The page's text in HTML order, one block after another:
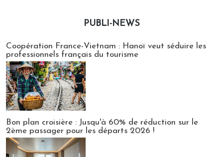
PUBLI-NEWS
Coopération France-Vietnam : Hanoï veut séduire les
professionnels français du tourisme
Bon plan croisière : Jusqu'à 60% de réduction sur le
2ème passager pour les départs 2026 !